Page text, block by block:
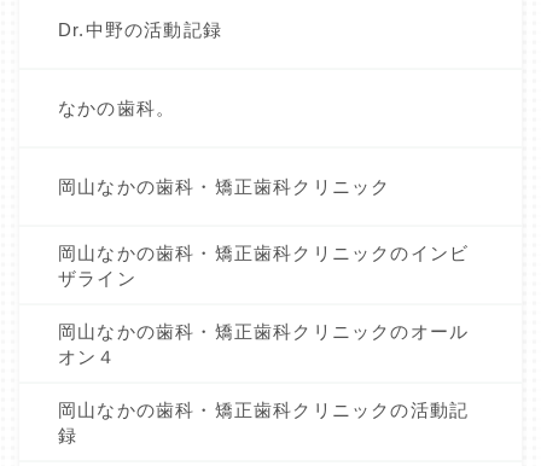
Dr.中野の活動記録
なかの歯科。
岡山なかの歯科・矯正歯科クリニック
岡山なかの歯科・矯正歯科クリニックのインビ
ザライン
岡山なかの歯科・矯正歯科クリニックのオール
オン４
岡山なかの歯科・矯正歯科クリニックの活動記
録